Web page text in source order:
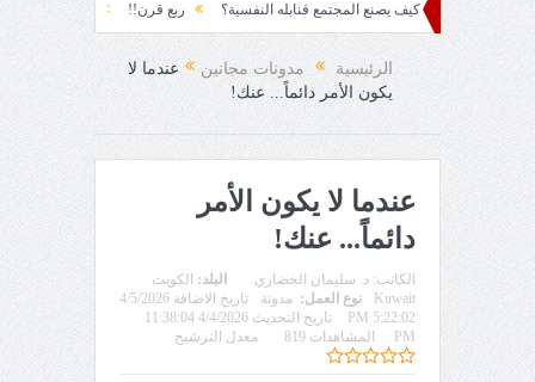
المتراكم... كيف يصنع المجتمع قنابله النفسية؟ ربع قرن!! رزقٌ من يستكثره؟!
العقاد!!
الرئيسية مدونات مجانين
عندما لا
يكون الأمر دائماً... عنك!
عندما لا يكون الأمر
دائماً... عنك!
الكاتب: د. سليمان الخضاري البلد: الكويت
Kuwait
نوع العمل: مدونة
تاريخ الاضافة 4/5/2026
5:22:02 PM
تاريخ التحديث 4/4/2026 11:38:04
PM
المشاهدات 819 معدل الترشيح